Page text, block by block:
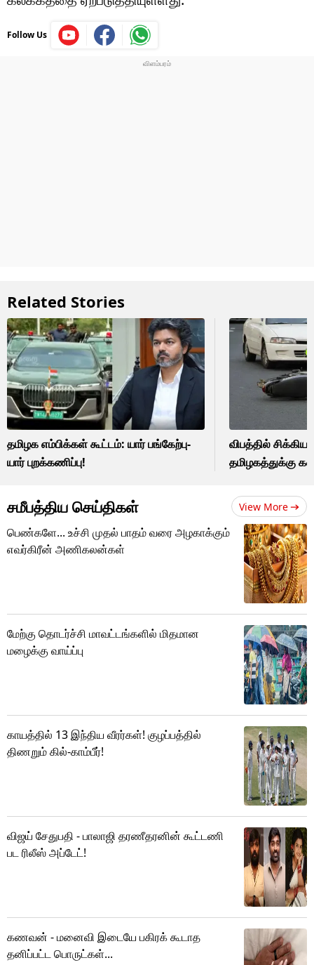
Follow Us
Related Stories
தமிழக எம்பிக்கள் கூட்டம்: யார் பங்கேற்பு-
யார் புறக்கணிப்பு!
விபத்தில்
தமிழகத்துக்கு
சமீபத்திய செய்திகள் View More
பெண்களே... உச்சி முதல் பாதம் வரை அழகாக்கும்
எவர்கிரீன் அணிகலன்கள்
மேற்கு தொடர்ச்சி மாவட்டங்களில் மிதமான
மழைக்கு வாய்ப்பு
காயத்தில் 13 இந்திய வீரர்கள்! குழப்பத்தில்
திணறும் கில்-காம்பீர்!
விஜய் சேதுபதி - பாலாஜி தரணீதரனின் கூட்டணி
பட ரிலீஸ் அப்டேட்!
கணவன் - மனைவி இடையே பகிரக் கூடாத
தனிப்பட்ட பொருட்கள்...